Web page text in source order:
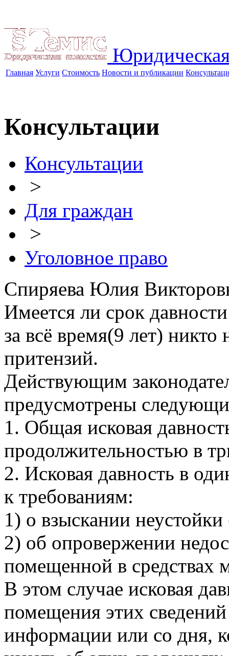
Главная Услуги Стоимость Новости и публикации
Консультации
Консультации
>
Для граждан
>
Уголовное право
Спиряева Юлия
Имеется ли срок
за всё время(9 лет)
притензий.
Действующим
предусмотрены
1. Общая исковая
продолжительностью в
2. Исковая давность в
к требованиям:
1) о взыскании
2) об опровержении
помещенной в средствах
В этом случае исковая
помещения этих
информации или со дня,